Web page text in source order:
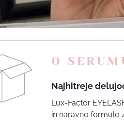
O
Najhitreje
Lux-Factor
in naravno formulo